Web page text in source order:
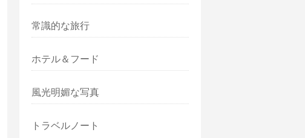
常識的な旅行
ホテル＆フード
風光明媚な写真
トラベルノート